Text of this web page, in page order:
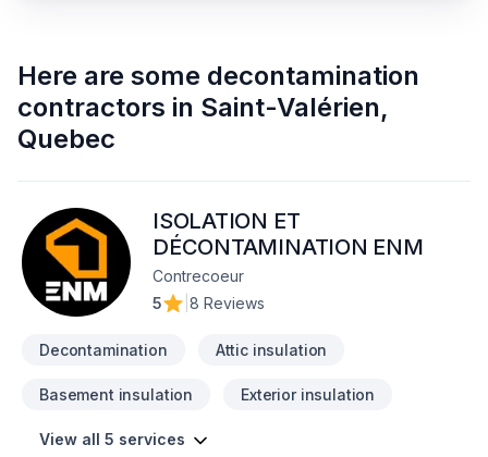
Here are some decontamination
contractors in Saint-Valérien,
Quebec
ISOLATION ET
DÉCONTAMINATION ENM
Contrecoeur
5
8 Reviews
Decontamination Attic insulation
Basement insulation Exterior insulation
View all 5 services